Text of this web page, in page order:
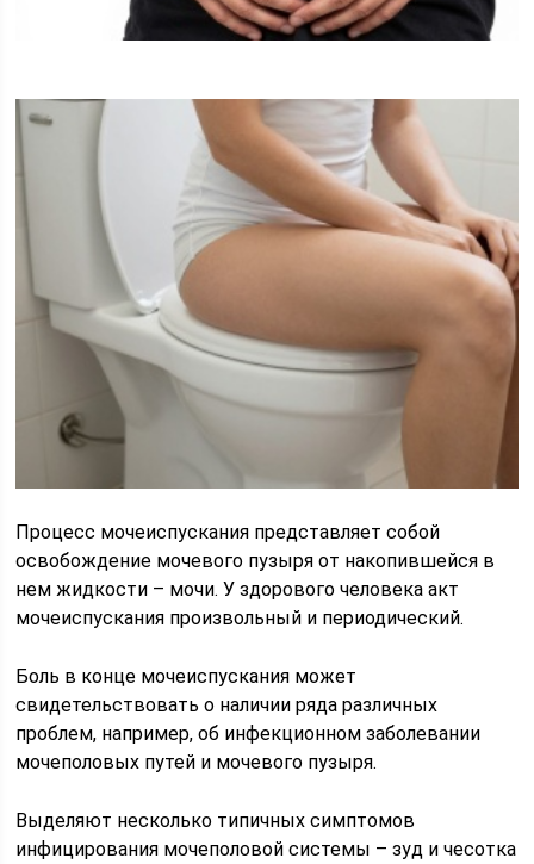
Процесс мочеиспускания представляет собой
освобождение мочевого пузыря от накопившейся в
нем жидкости – мочи. У здорового человека акт
мочеиспускания произвольный и периодический.
Боль в конце мочеиспускания может
свидетельствовать о наличии ряда различных
проблем, например, об инфекционном заболевании
мочеполовых путей и мочевого пузыря.
Выделяют несколько типичных симптомов
инфицирования мочеполовой системы – зуд и чесотка